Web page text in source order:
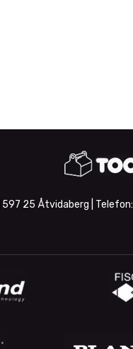
597 25 Åtvidaberg | Telefon: